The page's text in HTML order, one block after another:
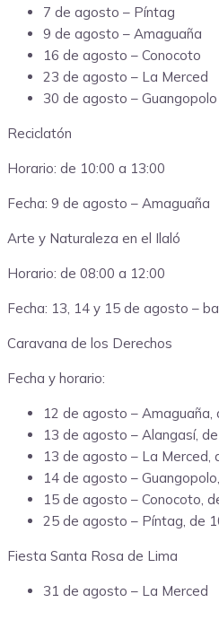
7 de agosto – Píntag
9 de agosto – Amaguaña
16 de agosto – Conocoto
23 de agosto – La Merced
30 de agosto – Guangopolo
Reciclatón
Horario: de 10:00 a 13:00
Fecha: 9 de agosto – Amaguaña
Arte y Naturaleza en el Ilaló
Horario: de 08:00 a 12:00
Fecha: 13, 14 y 15 de agosto –
Caravana de los Derechos
Fecha y horario:
12 de agosto – Amaguaña,
13 de agosto – Alangasí,
13 de agosto – La Merced,
14 de agosto –
15 de agosto – Conocoto,
25 de agosto – Píntag, de
Fiesta Santa Rosa de Lima
31 de agosto – La Merced